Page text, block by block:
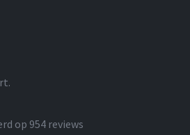
op 954 reviews